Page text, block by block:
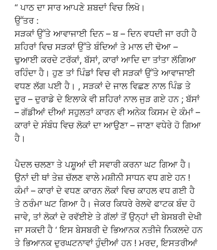
“ ਪਾਠ ਦਾ ਸਾਰ ਆਪਣੇ ਸ਼ਬਦਾਂ ਵਿਚ ਲਿਖੋ।
ਉੱਤਰ :
ਸੜਕਾਂ ਉੱਤੇ ਆਵਾਜਾਈ ਦਿਨ – ਬ – ਦਿਨ ਵਧਦੀ ਜਾ ਰਹੀ ਹੈ
ਸ਼ਹਿਰਾਂ ਵਿਚ ਸੜਕਾਂ ਉੱਤੇ ਬੰਦਿਆਂ ਤੇ ਮਾਲ ਦੀ ਢੋਆ –
ਢੁਆਈ ਕਰਦੇ ਟਰੱਕਾਂ, ਬੱਸਾਂ, ਕਾਰਾਂ ਆਦਿ ਦਾ ਤਾਂਤਾ ਲੱਗਿਆ
ਰਹਿੰਦਾ ਹੈ। ਹੁਣ ਤਾਂ ਪਿੰਡਾਂ ਵਿਚ ਵੀ ਸੜਕਾਂ ਉੱਤੇ ਆਵਾਜਾਈ
ਵਧਣ ਲੱਗ ਪਈ ਹੈ। , ਸੜਕਾਂ ਦੇ ਜਾਲ ਵਿਛਣ ਨਾਲ ਪਿੰਡ ਤੇ
ਦੂਰ – ਦੁਰਾਡੇ ਦੇ ਇਲਾਕੇ ਵੀ ਸ਼ਹਿਰਾਂ ਨਾਲ ਜੁੜ ਗਏ ਹਨ ; ਬੱਸਾਂ
– ਗੱਡੀਆਂ ਦੀਆਂ ਸਹੁਲਤਾਂ ਕਾਰਨ ਵੀ ਅਨੇਕ ਕਿਸਮ ਦੇ ਕੰਮਾਂ –
ਕਾਰਾਂ ਦੇ ਸੰਬੰਧ ਵਿਚ ਲੋਕਾਂ ਦਾ ਆਉਣਾ – ਜਾਣਾ ਵਧੇਰੇ ਹੋ ਗਿਆ
ਹੈ।
ਪੈਦਲ ਚਲਣਾ ਤੇ ਪਸ਼ੂਆਂ ਦੀ ਸਵਾਰੀ ਕਰਨਾ ਘਟ ਗਿਆ ਹੈ।
ਉਨਾਂ ਦੀ ਥਾਂ ਤੇਜ਼ ਚੱਲਣ ਵਾਲੇ ਮਸ਼ੀਨੀ ਸਾਧਨ ਵਧ ਗਏ ਹਨ !
ਕੰਮਾਂ – ਕਾਰਾਂ ਦੇ ਵਧਣ ਕਾਰਨ ਲੋਕਾਂ ਵਿਚ ਕਾਹਲ ਵਧ ਗਈ ਹੈ
ਤੇ ਠਰੰਮਾ ਘਟ ਗਿਆ ਹੈ। ਜੇਕਰ ਕਿਧਰੇ ਰੇਲਵੇ ਫਾਟਕ ਬੰਦ ਹੋ
ਜਾਵੇ, ਤਾਂ ਲੋਕਾਂ ਦੇ ਰਵੱਈਏ ਤੇ ਗੱਲਾਂ ਤੋਂ ਉਨ੍ਹਾਂ ਦੀ ਬੇਸਬਰੀ ਦੇਖੀ
ਜਾ ਸਕਦੀ ਹੈ ‘ ਇਸ ਬੇਸਬਰੀ ਦੇ ਭਿਆਨਕ ਨਤੀਜੇ ਨਿਕਲਦੇ ਹਨ
ਤੇ ਭਿਆਨਕ ਦੁਰਘਟਨਾਵਾਂ ਹੁੰਦੀਆਂ ਹਨ ! ਮਰਦ, ਇਸਤਰੀਆਂ